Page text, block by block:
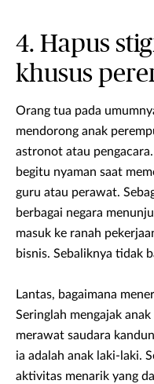
4. Hapus
khusus
Orang tua pada
mendorong anak
astronot atau
begitu nyaman saat
guru atau perawat.
berbagai negara
masuk ke ranah
bisnis. Sebaliknya tidak
Lantas, bagaimana
Seringlah mengajak
merawat saudara
ia adalah anak laki-laki.
aktivitas menarik yang